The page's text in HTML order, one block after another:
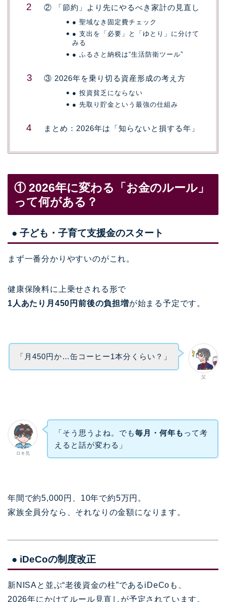
② 「節約」より先にやるべき家計の見直し
● 聖域なき固定費チェック
● 支出を「必要」と「ゆとり」に分けて
みる
● ふるさと納税は“生活防衛ツール”
③ 2026年を乗り切る資産形成の考え方
● 投資貧乏にならない
● 先取り貯金という最強の仕組み
まとめ：2026年は「知らないと損する年」
① 2026年に変わる「お金のルール」
って何がある？
● 子ども・子育て支援金のスタート
まず一番分かりやすいのがこれ。
健康保険料に上乗せされる形で
1人あたり月450円前後の負担増が始まる予定です。
父
「月450円か…缶コーヒー1本分くらい？」
ロキ兄
「そう思うよね。でも毎月・何年も って考
えると話が変わる」
年間で約5,000円、10年で約5万円。
家族全員分なら、それなりの金額になります。
● iDeCoの制度改正
新NISAと並ぶ“老後資金の柱”であるiDeCoも、
2026年にかけてルール見直しが予定されています。